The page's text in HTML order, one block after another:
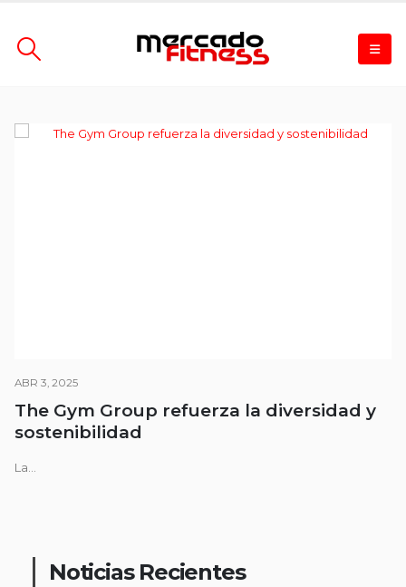
ABR 3, 2025
The Gym Group refuerza la diversidad y
sostenibilidad
La...
Noticias Recientes